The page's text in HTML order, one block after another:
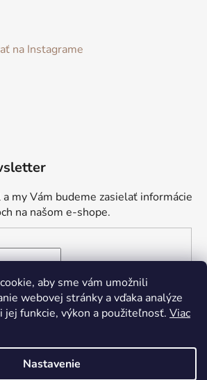
aby sme vám umožnili
webovej stránky a vďaka analýze
jej funkcie, výkon a použiteľnosť. Viac
Nastavenie
na Instagrame
my Vám budeme zasielať informácie
na našom e-shope.
súhlasíte s
podmienkami ochrany